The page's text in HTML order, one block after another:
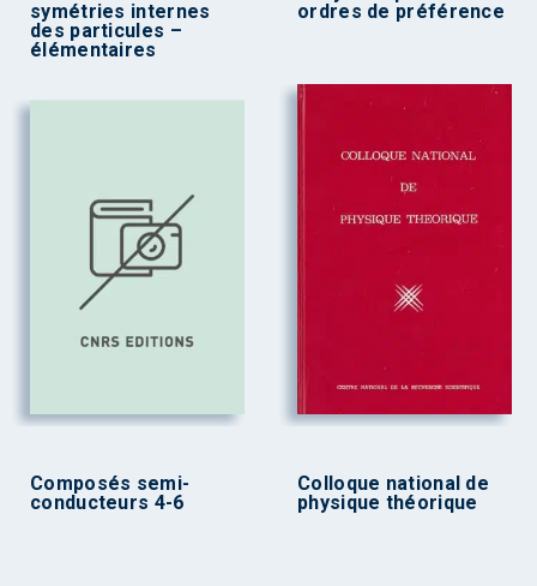
symétries internes
des particules –
élémentaires
ordres de préférence
Composés semi-
conducteurs 4-6
Colloque national de
physique théorique